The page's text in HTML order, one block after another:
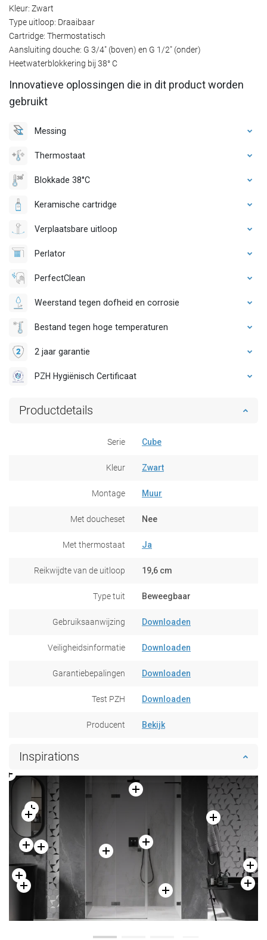
Kleur: Zwart
Type uitloop: Draaibaar
Cartridge: Thermostatisch
Aansluiting douche: G 3/4" (boven) en G 1/2" (onder)
Heetwaterblokkering bij 38° C
Innovatieve oplossingen die in dit product worden
gebruikt
Messing
Thermostaat
Blokkade 38°C
Keramische cartridge
Verplaatsbare uitloop
Perlator
PerfectClean
Weerstand tegen dofheid en corrosie
Bestand tegen hoge temperaturen
2 jaar garantie
PZH Hygiënisch Certificaat
Productdetails
Serie Cube
Kleur Zwart
Montage Muur
Met doucheset Nee
Met thermostaat Ja
Reikwijdte van de uitloop 19,6 cm
Type tuit Beweegbaar
Gebruiksaanwijzing Downloaden
Veiligheidsinformatie Downloaden
Garantiebepalingen Downloaden
Test PZH Downloaden
Producent Bekijk
Inspirations